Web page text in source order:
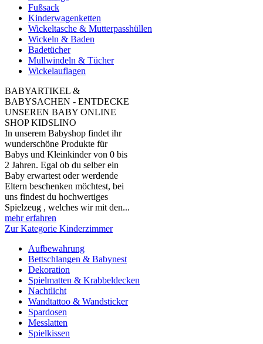
Fußsack
Kinderwagenketten
Wickeltasche & Mutterpasshüllen
Wickeln & Baden
Badetücher
Mullwindeln & Tücher
Wickelauflagen
BABYARTIKEL &
BABYSACHEN - ENTDECKE
UNSEREN BABY ONLINE
SHOP KIDSLINO
In unserem Babyshop findet ihr
wunderschöne Produkte für
Babys und Kleinkinder von 0 bis
2 Jahren. Egal ob du selber ein
Baby erwartest oder werdende
Eltern beschenken möchtest, bei
uns findest du hochwertiges
Spielzeug , welches wir mit den...
mehr erfahren
Zur Kategorie Kinderzimmer
Aufbewahrung
Bettschlangen & Babynest
Dekoration
Spielmatten & Krabbeldecken
Nachtlicht
Wandtattoo & Wandsticker
Spardosen
Messlatten
Spielkissen